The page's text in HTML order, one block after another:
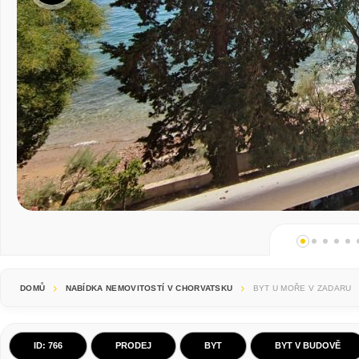
DOMŮ NABÍDKA NEMOVITOSTÍ V CHORVATSKU BYT U MOŘE V ZADARU
ID: 766 PRODEJ BYT BYT V BUDOVĚ